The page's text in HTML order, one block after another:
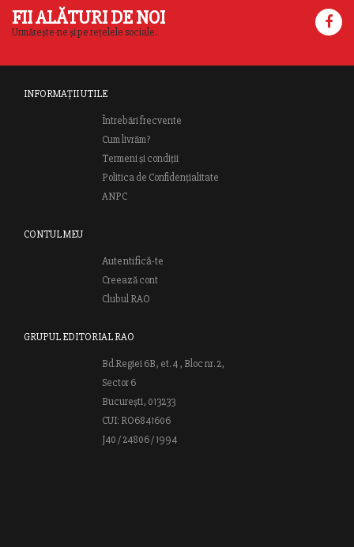
FII ALĂTURI DE NOI
Urmărește-ne și pe rețelele sociale.
INFORMAȚII UTILE
Întrebări frecvente
Cum livrăm?
Termeni și condiții
Politica de Confidențialitate
ANPC
CONTUL MEU
Autentifică-te
Creează cont
Clubul RAO
GRUPUL EDITORIAL RAO
Bd.Regiei 6B, et. 4 , Bloc nr. 2,
Sector 6
București, 013233
CUI: RO6841606
J40 / 24806 / 1994